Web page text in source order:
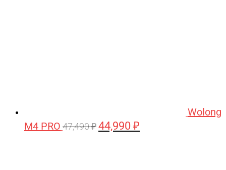
Wolong
M4 PRO 47,490₽ Первоначальная
44,990 ₽